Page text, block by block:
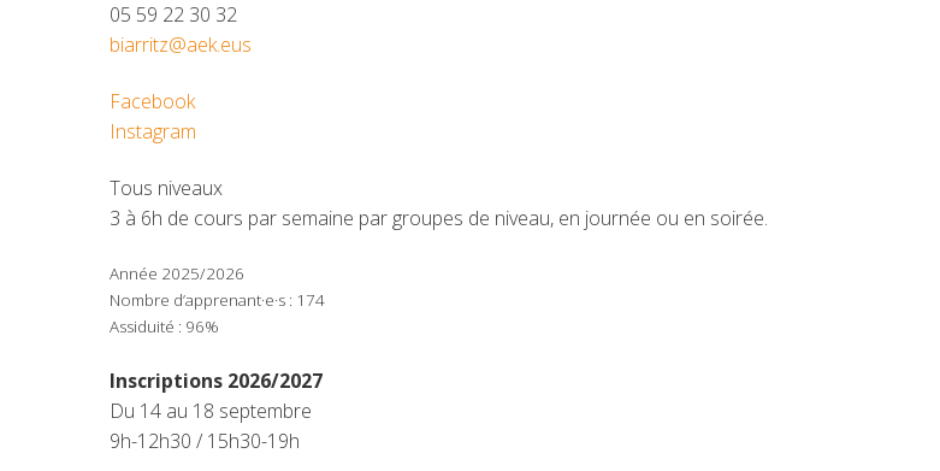
05 59 22 30 32
biarritz@aek.eus
Facebook
Instagram
Tous niveaux
3 à 6h de cours par semaine par groupes de niveau, en journée ou en soirée.
Année 2025/2026
Nombre d’apprenant·e·s : 174
Assiduité : 96%
Inscriptions 2026/2027
Du 14 au 18 septembre
9h-12h30 / 15h30-19h